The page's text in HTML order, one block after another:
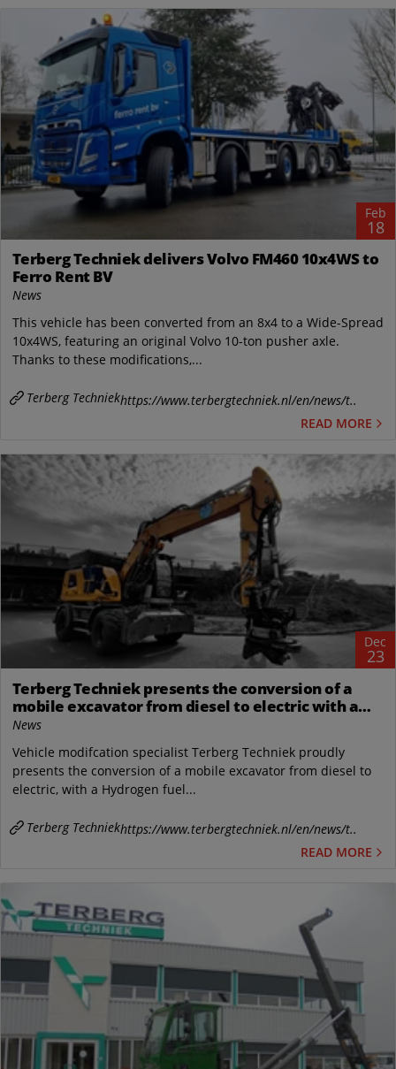
Feb
18
Terberg Techniek delivers Volvo FM460 10x4WS to
Ferro Rent BV
News
This vehicle has been converted from an 8x4 to a Wide-Spread
10x4WS, featuring an original Volvo 10-ton pusher axle.
Thanks to these modifications,...
Terberg Techniekhttps://www.terbergtechniek.nl/en/news/t..
READ MORE
Dec
23
Terberg Techniek presents the conversion of a
mobile excavator from diesel to electric with a
Hydrogen fuel cell
News
Vehicle modifcation specialist Terberg Techniek proudly
presents the conversion of a mobile excavator from diesel to
electric, with a Hydrogen fuel...
Terberg Techniekhttps://www.terbergtechniek.nl/en/news/t..
READ MORE